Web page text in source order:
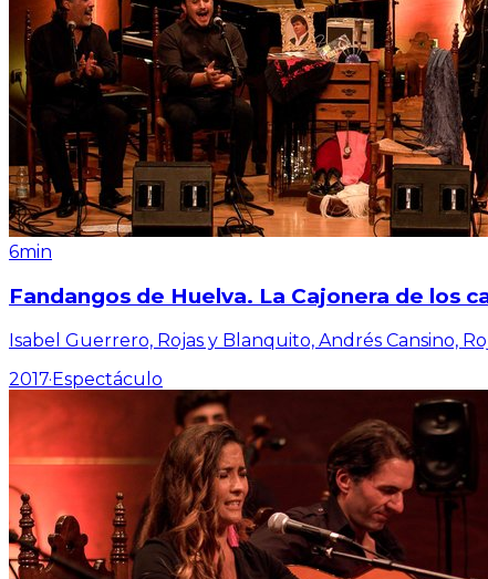
6min
Fandangos de Huelva. La Cajonera de los
Isabel Guerrero, Rojas y Blanquito, Andrés Cansino,
2017·Espectáculo